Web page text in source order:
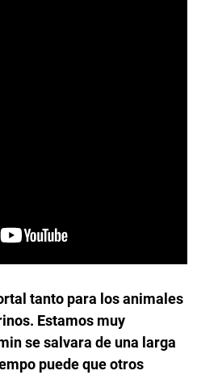
tanto para los animales
Estamos muy
se salvara de una larga
puede que otros